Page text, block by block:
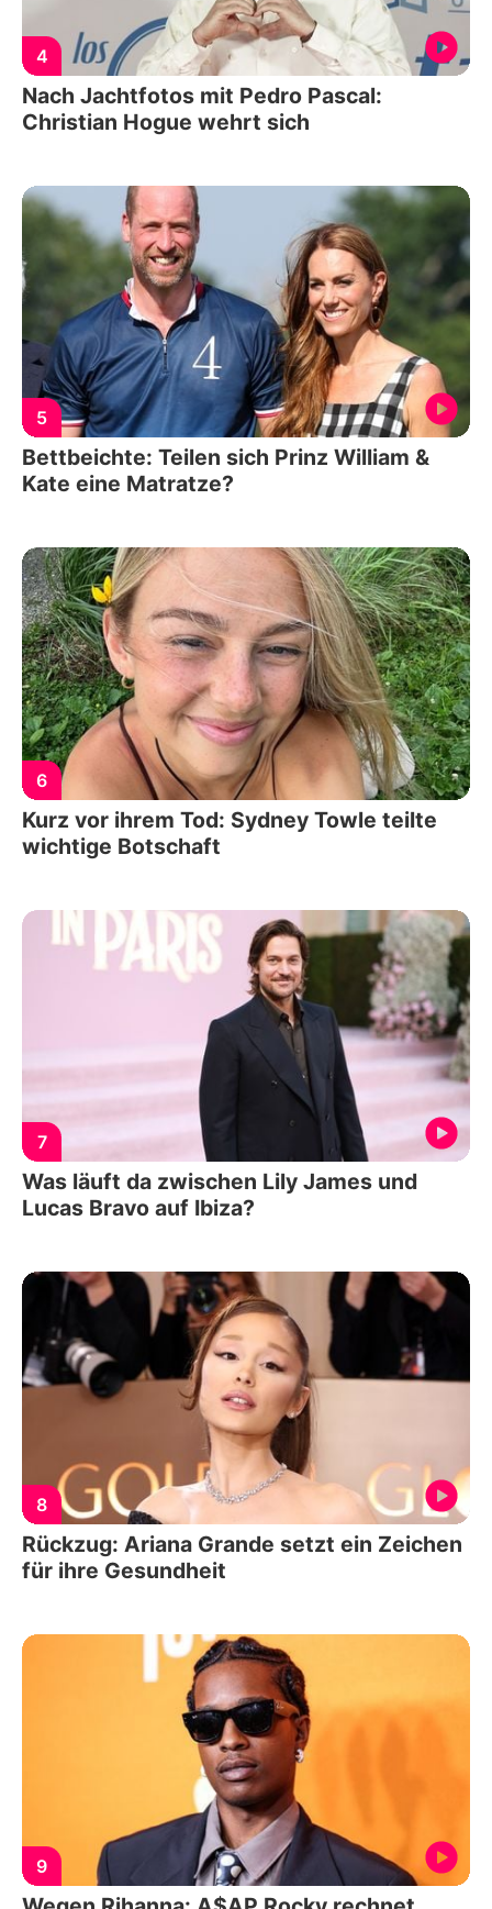
4
Nach Jachtfotos mit Pedro Pascal:
Christian Hogue wehrt sich
5
Bettbeichte: Teilen sich Prinz William &
Kate eine Matratze?
6
Kurz vor ihrem Tod: Sydney Towle teilte
wichtige Botschaft
7
Was läuft da zwischen Lily James und
Lucas Bravo auf Ibiza?
8
Rückzug: Ariana Grande setzt ein Zeichen
für ihre Gesundheit
9